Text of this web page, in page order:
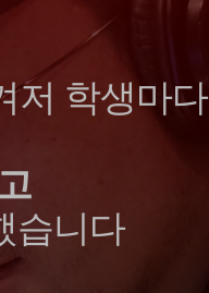
저 학생마다
습니다